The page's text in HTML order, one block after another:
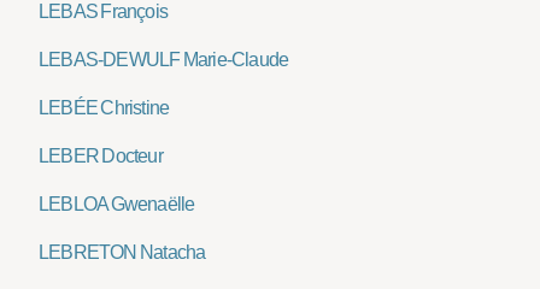
LEBAS François
LEBAS-DEWULF Marie-Claude
LEBÉE Christine
LEBER Docteur
LEBLOA Gwenaëlle
LEBRETON Natacha